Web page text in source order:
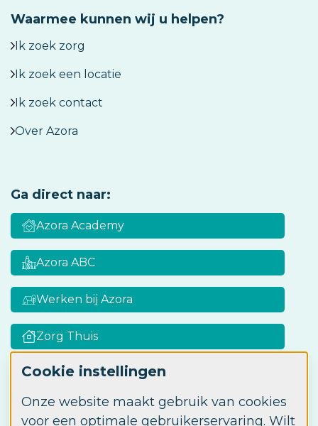
Cookie instellingen
Onze website maakt gebruik van cookies
voor een optimale gebruikerservaring. Wilt
Waarmee kunnen wij u helpen?
Ik zoek zorg
Ik zoek een locatie
Ik zoek contact
Over Azora
Ga direct naar:
Azora Academy
Azora ABC
Werken bij Azora
Zorg Thuis
Zorgkaart Nederland